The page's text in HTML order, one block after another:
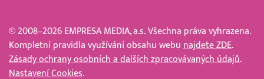
© 2008–2026 EMPRESA MEDIA, a.s. Všechna práva vyhrazena.
Kompletní pravidla využívání obsahu webu najdete ZDE.
Zásady ochrany osobních a dalších zpracovávaných údajů.
Nastavení Cookies.